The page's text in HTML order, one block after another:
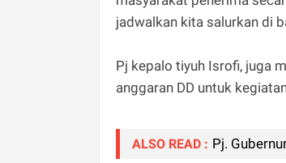
jadwalkan kita salurkan di
Pj kepalo tiyuh Isrofi, juga
anggaran DD untuk
ALSO READ : Pj.